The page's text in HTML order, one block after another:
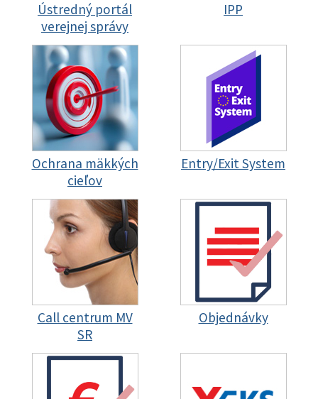
Ústredný portál
verejnej správy
IPP
Ochrana mäkkých
cieľov
Entry/Exit System
Call centrum MV
SR
Objednávky